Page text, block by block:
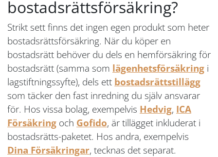
bostadsrättsförsäkring?
Strikt sett finns det ingen egen produkt som heter
bostadsrättsförsäkring. När du köper en
bostadsrätt behöver du dels en hemförsäkring för
bostadsrätt (samma som lägenhetsförsäkring i
lagstiftningssyfte), dels ett bostadsrättstillägg
som täcker den fast inredning du själv ansvarar
för. Hos vissa bolag, exempelvis Hedvig, ICA
Försäkring och Gofido, är tillägget inkluderat i
bostadsrätts-paketet. Hos andra, exempelvis
Dina Försäkringar, tecknas det separat.